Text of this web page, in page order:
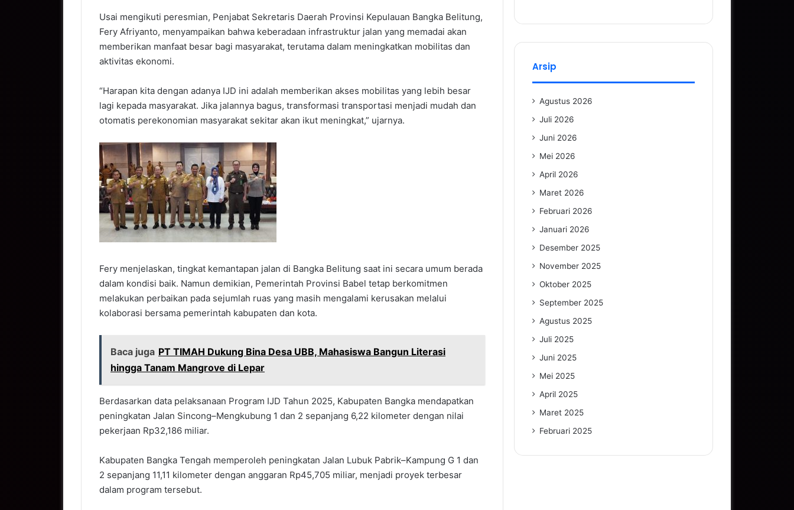
Usai mengikuti peresmian, Penjabat Sekretaris Daerah Provinsi Kepulauan Bangka Belitung,
Fery Afriyanto, menyampaikan bahwa keberadaan infrastruktur jalan yang memadai akan
memberikan manfaat besar bagi masyarakat, terutama dalam meningkatkan mobilitas dan
aktivitas ekonomi.
“Harapan kita dengan adanya IJD ini adalah memberikan akses mobilitas yang lebih besar
lagi kepada masyarakat. Jika jalannya bagus, transformasi transportasi menjadi mudah dan
otomatis perekonomian masyarakat sekitar akan ikut meningkat,” ujarnya.
Fery menjelaskan, tingkat kemantapan jalan di Bangka Belitung saat ini secara umum berada
dalam kondisi baik. Namun demikian, Pemerintah Provinsi Babel tetap berkomitmen
melakukan perbaikan pada sejumlah ruas yang masih mengalami kerusakan melalui
kolaborasi bersama pemerintah kabupaten dan kota.
Baca juga PT TIMAH Dukung Bina Desa UBB, Mahasiswa Bangun Literasi
hingga Tanam Mangrove di Lepar
Berdasarkan data pelaksanaan Program IJD Tahun 2025, Kabupaten Bangka mendapatkan
peningkatan Jalan Sincong–Mengkubung 1 dan 2 sepanjang 6,22 kilometer dengan nilai
pekerjaan Rp32,186 miliar.
Kabupaten Bangka Tengah memperoleh peningkatan Jalan Lubuk Pabrik–Kampung G 1 dan
2 sepanjang 11,11 kilometer dengan anggaran Rp45,705 miliar, menjadi proyek terbesar
dalam program tersebut.
Arsip
Agustus 2026
Juli 2026
Juni 2026
Mei 2026
April 2026
Maret 2026
Februari 2026
Januari 2026
Desember 2025
November 2025
Oktober 2025
September 2025
Agustus 2025
Juli 2025
Juni 2025
Mei 2025
April 2025
Maret 2025
Februari 2025